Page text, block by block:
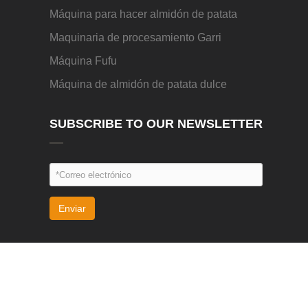
Máquina para hacer almidón de patata
Maquinaria de procesamiento Garri
Máquina Fufu
Máquina de almidón de patata dulce
SUBSCRIBE TO OUR NEWSLETTER
Enviar